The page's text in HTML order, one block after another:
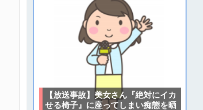
【放送事故】美女さん『絶対にイカ
せる椅子』に座ってしまい痴態を晒